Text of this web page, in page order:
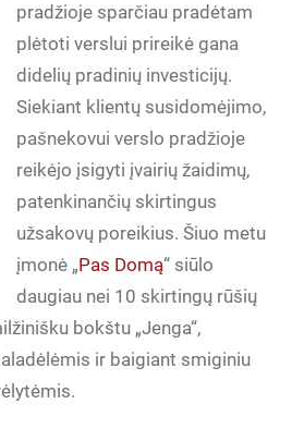
pradžioje sparčiau pradėtam
plėtoti verslui prireikė gana
didelių pradinių investicijų.
Siekiant klientų susidomėjimo,
pašnekovui verslo pradžioje
reikėjo įsigyti įvairių žaidimų,
patenkinančių skirtingus
užsakovų poreikius. Šiuo metu
įmonė „Pas Domą“ siūlo
daugiau nei 10 skirtingų rūšių
bokštu „Jenga“,
ir baigiant smiginiu